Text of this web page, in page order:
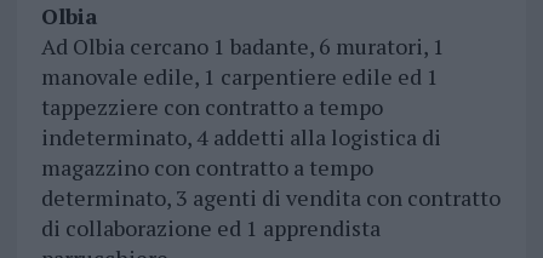
Olbia
Ad Olbia cercano 1 badante, 6 muratori, 1
manovale edile, 1 carpentiere edile ed 1
tappezziere con contratto a tempo
indeterminato, 4 addetti alla logistica di
magazzino con contratto a tempo
determinato, 3 agenti di vendita con contratto
di collaborazione ed 1 apprendista